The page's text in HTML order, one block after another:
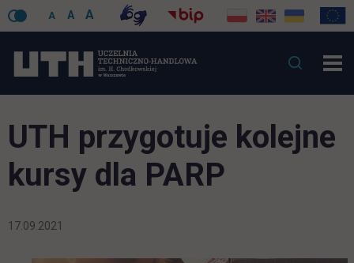
A A A
UTH przygotuje kolejne
kursy dla PARP
17.09.2021